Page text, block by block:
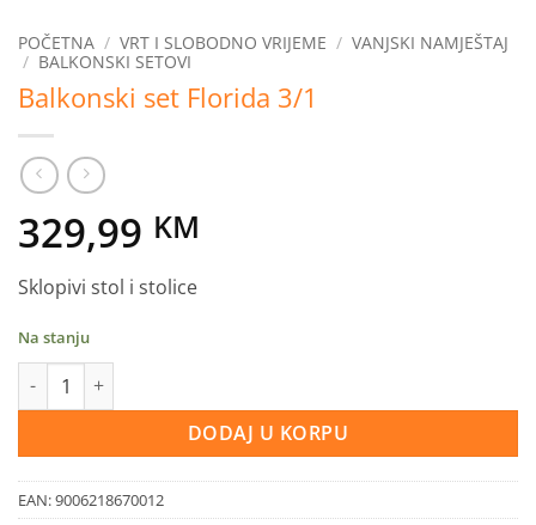
POČETNA / VRT I SLOBODNO VRIJEME / VANJSKI NAMJEŠTAJ
/ BALKONSKI SETOVI
Balkonski set Florida 3/1
329,99 KM
Sklopivi stol i stolice
Na stanju
Balkonski set Florida 3/1 količina
DODAJ U KORPU
EAN:9006218670012